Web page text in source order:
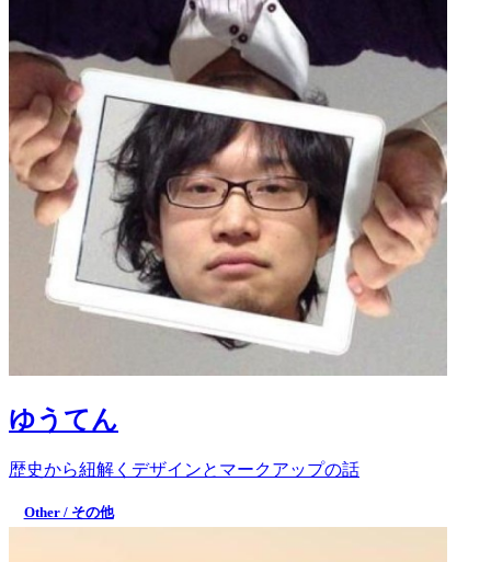
ゆうてん
歴史から紐解くデザインとマークアップの話
Other / その他